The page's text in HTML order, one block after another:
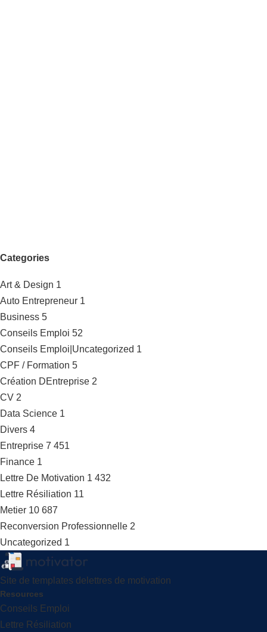
Categories
Art & Design 1
Auto Entrepreneur 1
Business 5
Conseils Emploi 52
Conseils Emploi|Uncategorized 1
CPF / Formation 5
Création DEntreprise 2
CV 2
Data Science 1
Divers 4
Entreprise 7 451
Finance 1
Lettre De Motivation 1 432
Lettre Résiliation 11
Metier 10 687
Reconversion Professionnelle 2
Uncategorized 1
Site de templates delettres de motivation
Resources
Conseils Emploi
Lettre Résiliation